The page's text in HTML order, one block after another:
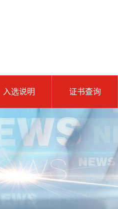
入选说明 证书查询